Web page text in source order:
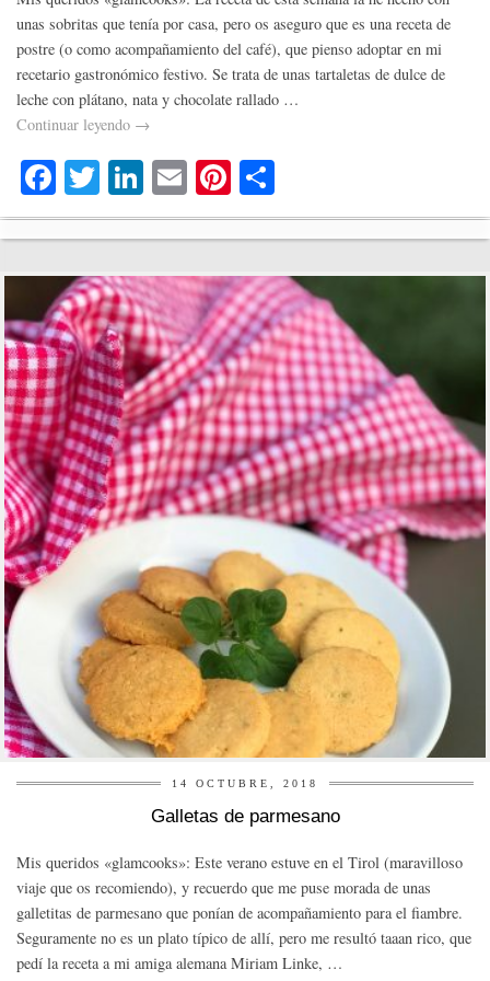
unas sobritas que tenía por casa, pero os aseguro que es una receta de
postre (o como acompañamiento del café), que pienso adoptar en mi
recetario gastronómico festivo. Se trata de unas tartaletas de dulce de
leche con plátano, nata y chocolate rallado …
Continuar leyendo →
Fa
ce
bo
ok
T
wi
tte
r
Li
nk
ed
In
E
m
ail
Pi
nt
er
es
t
o
m
pa
rti
r
14 OCTUBRE, 2018
Galletas de parmesano
Mis queridos «glamcooks»: Este verano estuve en el Tirol (maravilloso
viaje que os recomiendo), y recuerdo que me puse morada de unas
galletitas de parmesano que ponían de acompañamiento para el fiambre.
Seguramente no es un plato típico de allí, pero me resultó taaan rico, que
pedí la receta a mi amiga alemana Miriam Linke, …